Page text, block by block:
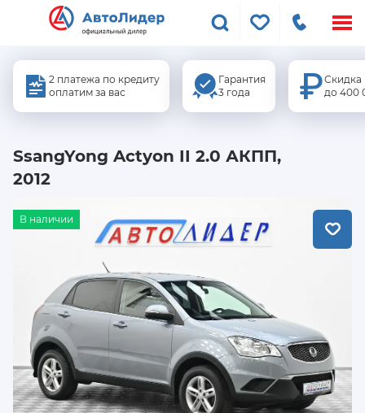
2 платежа по кредиту
оплатим за вас
Гарантия
3 года
Скидка
до 400
SsangYong Actyon II 2.0 АКПП,
2012
В наличии